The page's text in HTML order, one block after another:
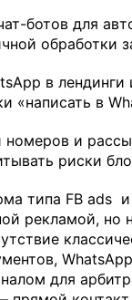
ботов для
обработки
в
«написать в
номеров и
риски
типа FB ads
рекламой, но
для